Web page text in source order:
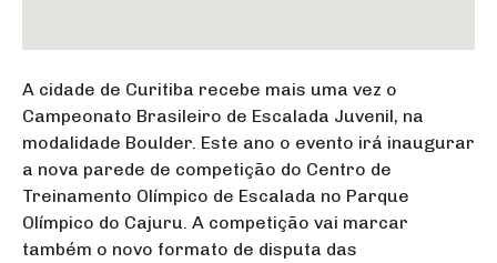
A cidade de Curitiba recebe mais uma vez o
Campeonato Brasileiro de Escalada Juvenil, na
modalidade Boulder. Este ano o evento irá inaugurar
a nova parede de competição do Centro de
Treinamento Olímpico de Escalada no Parque
Olímpico do Cajuru. A competição vai marcar
também o novo formato de disputa das